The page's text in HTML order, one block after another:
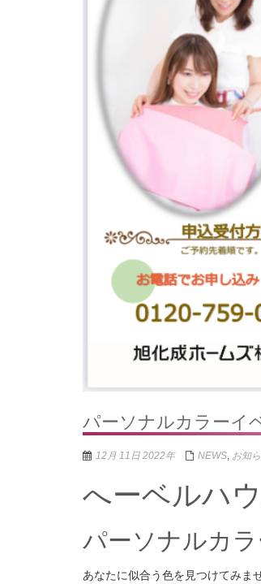
パーソナルカラーイ
12月 11日 2022年 NEWS, お知
へーベルハ
パーソナルカ
あなたに似合う色を見つけてみま